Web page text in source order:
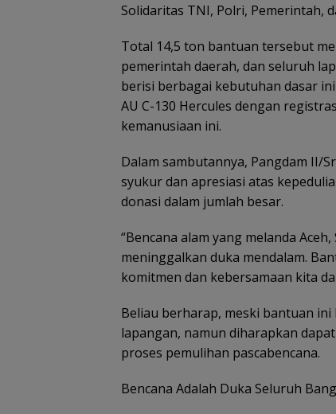
Solidaritas TNI, Polri, Pemerintah,
Total 14,5 ton bantuan tersebut
pemerintah daerah, dan seluruh
berisi berbagai kebutuhan dasar
AU C-130 Hercules dengan
kemanusiaan ini.
Dalam sambutannya, Pangdam II/
syukur dan apresiasi atas
donasi dalam jumlah besar.
“Bencana alam yang melanda
meninggalkan duka mendalam.
komitmen dan kebersamaan kita
Beliau berharap, meski bantuan
lapangan, namun diharapkan
proses pemulihan pascabencana.
Bencana Adalah Duka Seluruh